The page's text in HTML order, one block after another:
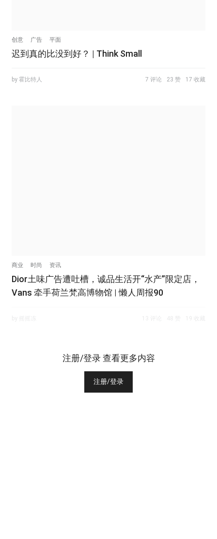
创意 广告 平面
迟到真的比没到好？ | Think Small
by 霍比特人 7 评论 23 赞 17 收藏
商业 时尚 资讯
Dior土味广告遭吐槽，诚品生活开“水产”限定店，
Vans 牵手荷兰梵高博物馆 | 懒人周报90
注册/登录 查看更多内容
注册/登录